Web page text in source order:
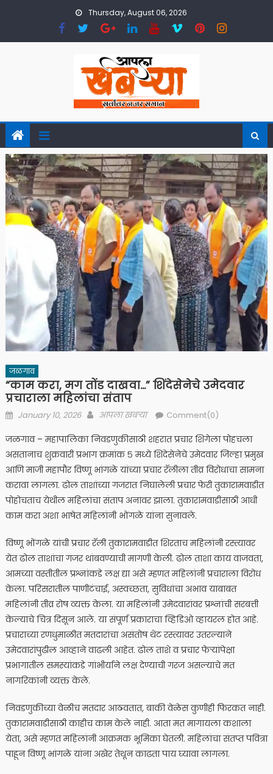
Thursday, August 06, 2026
जळगाव
“काम करा, मग तोंड दाखवा…” शिंदेसेनेचे उमेदवार
प्रचाराला महिलांचा संताप
Posted
January 10, 2026 Author
आपला खबऱ्या Comment(0)
जळगाव – महापालिका निवडणुकीसाठी शहरात प्रचार शिगेला पोहचला
असतानाच शुक्रवारी प्रभाग क्रमांक ५ मध्ये शिंदेसेनेचे उमेदवार जिल्हा प्रमुख
आणि माजी महापौर विष्णू भांगळे यांच्या प्रचार रॅलीला तीव्र विरोधाचा सामना
करावा लागला. ढोल ताशांच्या गजरात निघालेली प्रचार फेरी तुकारामवाडीत
पोहोचताच येथील महिलांचा संताप अनावर झाला. तुकारामवाडीसाठी आधी
काम करा अशा भाषेत महिलांनी भोंगळे यांना सुनावले.
विष्णू भोंगळे यांची प्रचार रॅली तुकारामवाडीत शिरताच महिलांनी रस्त्यावर
येत ढोल ताशांचा गजर थांबवण्याची मागणी केली. ढोल ताशा काय वाजवता,
आमच्या वस्तीतील प्रश्नांकडे लक्ष द्या असे म्हणत महिलांनी प्रचाराला विरोध
केला. परिसरातील पाणीटंचाई, अस्वच्छता, सुविधांचा अभाव याबाबत
महिलांनी तीव्र रोष व्यक्त केला. या महिलांनी उमेदवारांवर प्रश्नांची सरबत्ती
केल्याचे चित्र दिसून आले. या संपूर्ण प्रकाराचा व्हिडिओ व्हायरल होत आहे.
प्रचाराच्या रणधुमाळीत मतदारांचा असंतोष थेट रस्त्यावर उतरल्याने
उमेदवारांपुढील आव्हाने वाढली आहेत. ढोल ताशे व प्रचार फेऱ्यांपेक्षा
प्रभागातील समस्यांकडे गांभीर्याने लक्ष देण्याची गरज असल्याचे मत
नागरिकांनी व्यक्त केले.
निवडणुकीच्या वेळीच मतदार आठवतात, बाकी वेळेस कुणीही फिरकत नाही.
तुकारामवाडीसाठी काहीच काम केले नाही. आता मत मागायला कशाला
येता, असे म्हणत महिलांनी आक्रमक भूमिका घेतली. महिलांचा संतप्त पवित्रा
पाहून विष्णू भांगळे यांना अखेर तेथून काढता पाय घ्यावा लागला.